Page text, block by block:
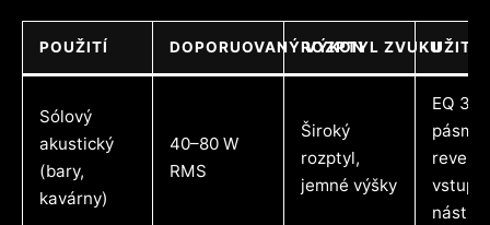
POUŽITÍ DOPORUOVANÝ VÝKONROZPTYL ZVUKU
Sólový
akustický
(bary,
kavárny)
40–80 W
RMS
Široký
rozptyl,
jemné výšky
EQ 3
pásma,
reverb,
vstup
nástroj